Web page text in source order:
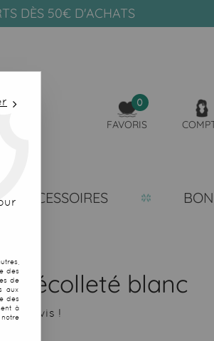
DÈS 50€ D'ACHATS
0
FAVORIS
ACCESSOIRES
décolleté blanc
avis !
des
de
aux
des
à